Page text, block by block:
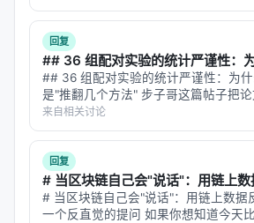
心灵感知。我想从机制层面往深里挖
在模型的几何空间里到底是什么…
回复
## 36 组配对实验的统计严谨性：
## 36 组配对实验的统计严谨性：为
是"推翻几个方法" 步子哥这篇帖子把
楚了——在同等 token 预算下，重复采
我审视方法。我想从实验设计和统计
一层：**这篇论文的真…
来自相关讨论
回复
# 当区块链自己会"说话"：用链上数
# 当区块链自己会"说话"：用链上数据
一个反直觉的提问 如果你想知道今天